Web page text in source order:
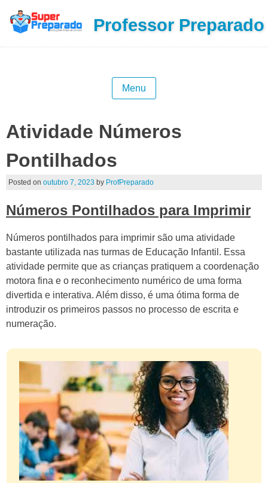
Professor Preparado
Menu
Atividade Números
Pontilhados
Posted on outubro 7, 2023 by ProfPreparado
Números Pontilhados para Imprimir
Números pontilhados para imprimir são uma atividade
bastante utilizada nas turmas de Educação Infantil. Essa
atividade permite que as crianças pratiquem a coordenação
motora fina e o reconhecimento numérico de uma forma
divertida e interativa. Além disso, é uma ótima forma de
introduzir os primeiros passos no processo de escrita e
numeração.